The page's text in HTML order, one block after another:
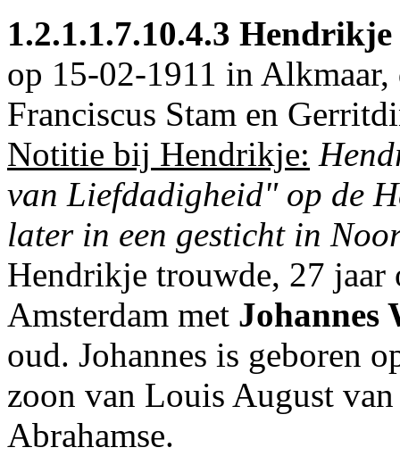
1.2.1.1.7.10.4.3 Hendrikje
op 15-02-1911 in Alkmaar,
Franciscus Stam en
Notitie bij Hendrikje:
van Liefdadigheid" op de
later in een gesticht in
Hendrikje trouwde, 27
Amsterdam met Johannes
oud. Johannes is geboren
zoon van Louis August
Abrahamse.